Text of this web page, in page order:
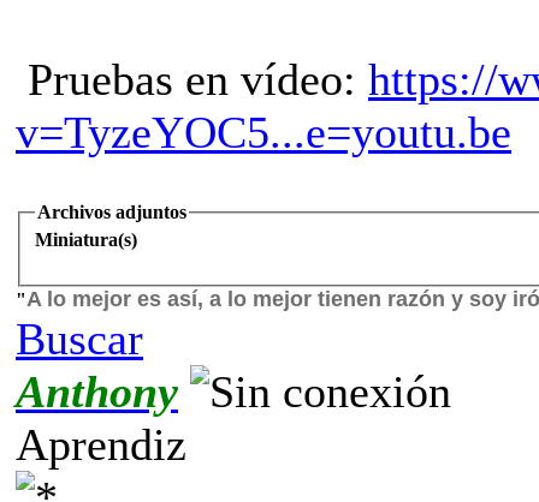
Pruebas en vídeo: https://
v=TyzeYOC5...e=youtu.be
Archivos adjuntos
Miniatura(s)
"A lo mejor es así, a lo mejor tienen razón y soy
Buscar
Anthony
Aprendiz